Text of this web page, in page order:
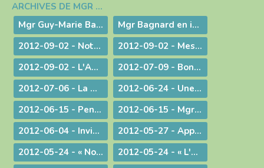
Navigation
ARCHIVES DE MGR BAGNARD
Mgr Guy-Marie Bagnard, évêque émérite de Belley-Ars
Mgr Bagnard en images
2012-09-02 - Notre tâche est de faire entendre la voix d'une conscience droite !
2012-09-02 - Message d'au-revoir de Mgr Bagnard
2012-09-02 - L'Amour de l'Eglise !
2012-07-09 - Bonne Route !
2012-07-06 - La miséricorde et le ministère du prêtre
2012-06-24 - Une vie donnée pour le Christ
2012-06-15 - Pentecôte 2012 : La fête d'une famille aux nombreux enfants !
2012-06-15 - Mgr Pascal Roland, Évêque de Belley-Ars : Message de Mgr Guy Bagnard aux diocésains de Belley-Ars
2012-06-04 - Invitation à l'Assemblée Générale de l'Association Diocésaine
2012-05-27 - Appelés à vivre l'Aujourd'hui de Dieu !
2012-05-24 - « Nous voulons vivre, développer et transmettre ce message chrétien ! »
2012-05-24 - « L'Esprit-Saint vous sera donné en plénitude. »